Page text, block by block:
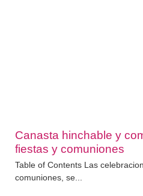
Canasta hinchable y
fiestas y comuniones
Table of Contents Las
comuniones, se...